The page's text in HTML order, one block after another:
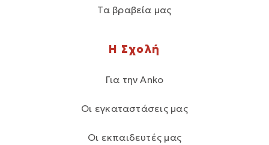
Τα βραβεία μας
Η Σχολή
Για την Anko
Οι εγκαταστάσεις μας
Οι εκπαιδευτές μας